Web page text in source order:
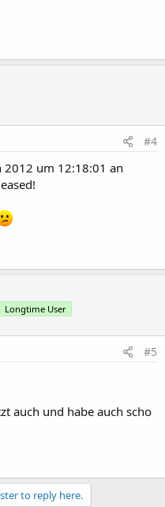
#4
2012 um 12:18:01 an
Longtime User
#5
auch und habe auch scho
to reply here.